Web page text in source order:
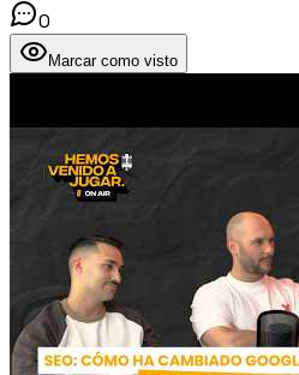
0
Marcar como visto